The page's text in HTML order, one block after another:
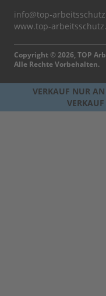
info@top-
www.top-
Copyright © 2026, TOP
Alle Rechte Vorbehalten.
VERKAUF NUR